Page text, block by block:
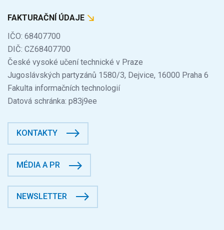
FAKTURAČNÍ ÚDAJE
IČO: 68407700
DIČ: CZ68407700
České vysoké učení technické v Praze
Jugoslávských partyzánů 1580/3, Dejvice, 16000 Praha 6
Fakulta informačních technologií
Datová schránka: p83j9ee
KONTAKTY
MÉDIA A PR
NEWSLETTER